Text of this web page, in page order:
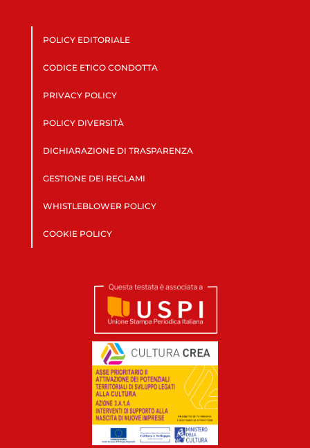
POLICY EDITORIALE
CODICE ETICO CONDOTTA
PRIVACY POLICY
POLICY DIVERSITÀ
DICHIARAZIONE DI TRASPARENZA
GESTIONE DEI RECLAMI
WHISTLEBLOWER POLICY
COOKIE POLICY